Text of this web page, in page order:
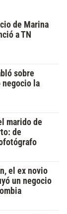
de Marina
a TN
sobre
negocio la
marido de
de
el ex novio
un negocio